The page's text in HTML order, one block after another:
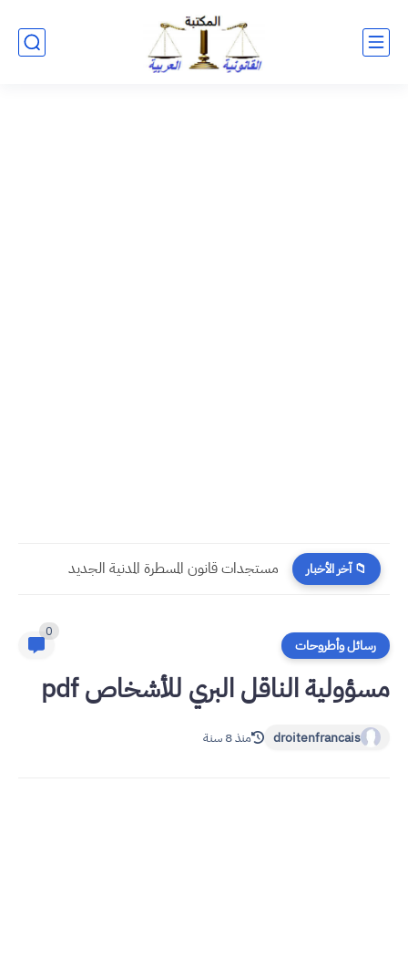
📁 آخر الأخبار مستجدات قانون المسطرة المدنية الجديد
رسائل وأطروحات
0
مسؤولية الناقل البري للأشخاص pdf
droitenfrancais منذ 8 سنة